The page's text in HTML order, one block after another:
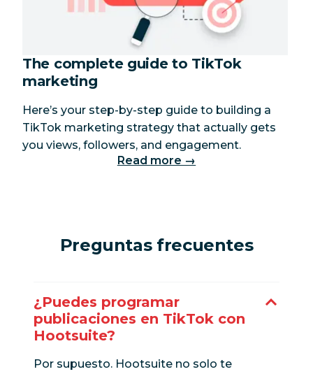
The complete guide to TikTok
marketing
Here’s your step-by-step guide to building a
TikTok marketing strategy that actually gets
you views, followers, and engagement.
Read more →
Preguntas frecuentes
¿Puedes programar
publicaciones en TikTok con
Hootsuite?
Por supuesto. Hootsuite no solo te